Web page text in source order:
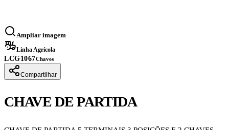
Ampliar imagem
Linha Agrícola
LCG1067Chaves
Compartilhar
CHAVE DE PARTIDA